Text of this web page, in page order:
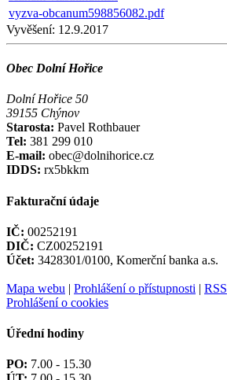
vyzva-obcanum598856082.pdf
Vyvěšení: 12.9.2017
Obec Dolní Hořice
Dolní Hořice 50
39155 Chýnov
Starosta: Pavel Rothbauer
Tel: 381 299 010
E-mail: obec@dolnihorice.cz
IDDS: rx5bkkm
Fakturační údaje
IČ: 00252191
DIČ: CZ00252191
Účet: 3428301/0100, Komerční banka a.s.
Mapa webu | Prohlášení o přístupnosti | RSS
Prohlášení o cookies
Úřední hodiny
PO: 7.00 - 15.30